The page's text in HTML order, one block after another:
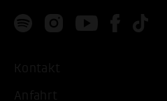
Kontakt
Anfahrt